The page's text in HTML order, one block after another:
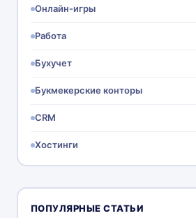
Онлайн-игры
Работа
Бухучет
Букмекерские конторы
CRM
Хостинги
ПОПУЛЯРНЫЕ СТАТЬИ